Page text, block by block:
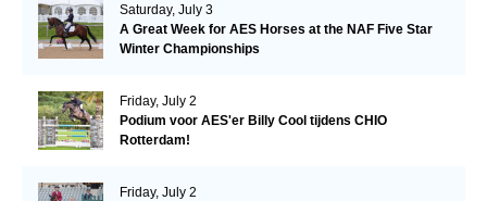
Saturday, July 3
A Great Week for AES Horses at the NAF Five Star
Winter Championships
Friday, July 2
Podium voor AES'er Billy Cool tijdens CHIO
Rotterdam!
Friday, July 2